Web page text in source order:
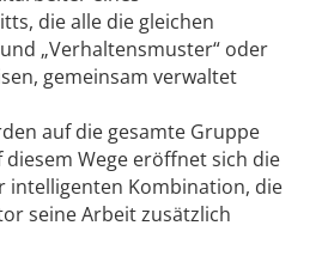
die alle die gleichen
„Verhaltensmuster“ oder
gemeinsam verwaltet
auf die gesamte Gruppe
diesem Wege eröffnet sich die
intelligenten Kombination, die
seine Arbeit zusätzlich